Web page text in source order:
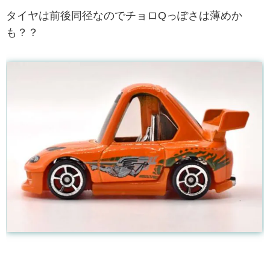
タイヤは前後同径なのでチョロQっぽさは薄めか
も？？